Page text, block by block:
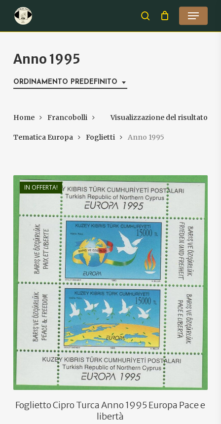
main
search
Menu
Anno 1995
ORDINAMENTO PREDEFINITO
Visualizzazione del risultato
Home Francobolli
Tematica Europa Foglietti Anno 1995
IN OFFERTA!
€5,50
€3,50
Foglietto Cipro Turca Anno 1995 Europa Pace e
libertà
Close